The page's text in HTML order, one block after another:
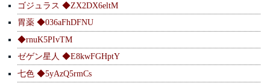
ゴジュラス ◆ZX2DX6eltM
胃薬 ◆036aFhDFNU
◆rnuK5PIvTM
ゼゲン星人 ◆E8kwFGHptY
七色 ◆5yAzQ5rmCs